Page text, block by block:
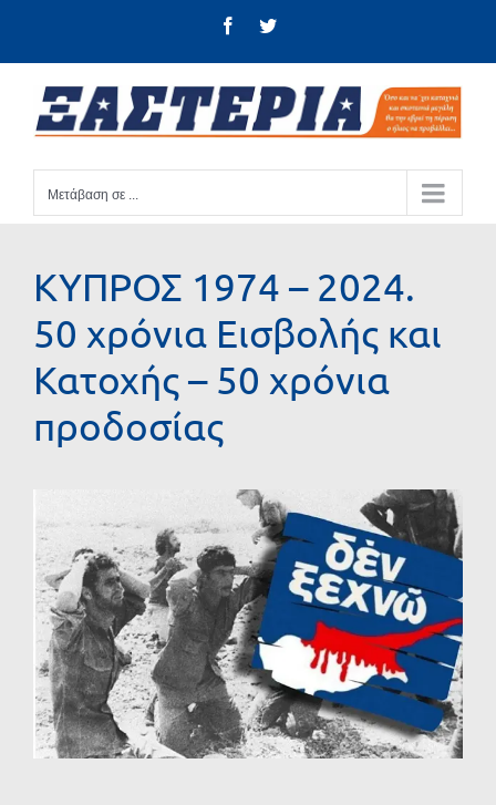
FacebookTwitter
Μετάβαση σε ...
ΚΥΠΡΟΣ 1974 – 2024.
50 χρόνια Εισβολής και
Κατοχής – 50 χρόνια
προδοσίας
μεγαλύτερης
εικόνας